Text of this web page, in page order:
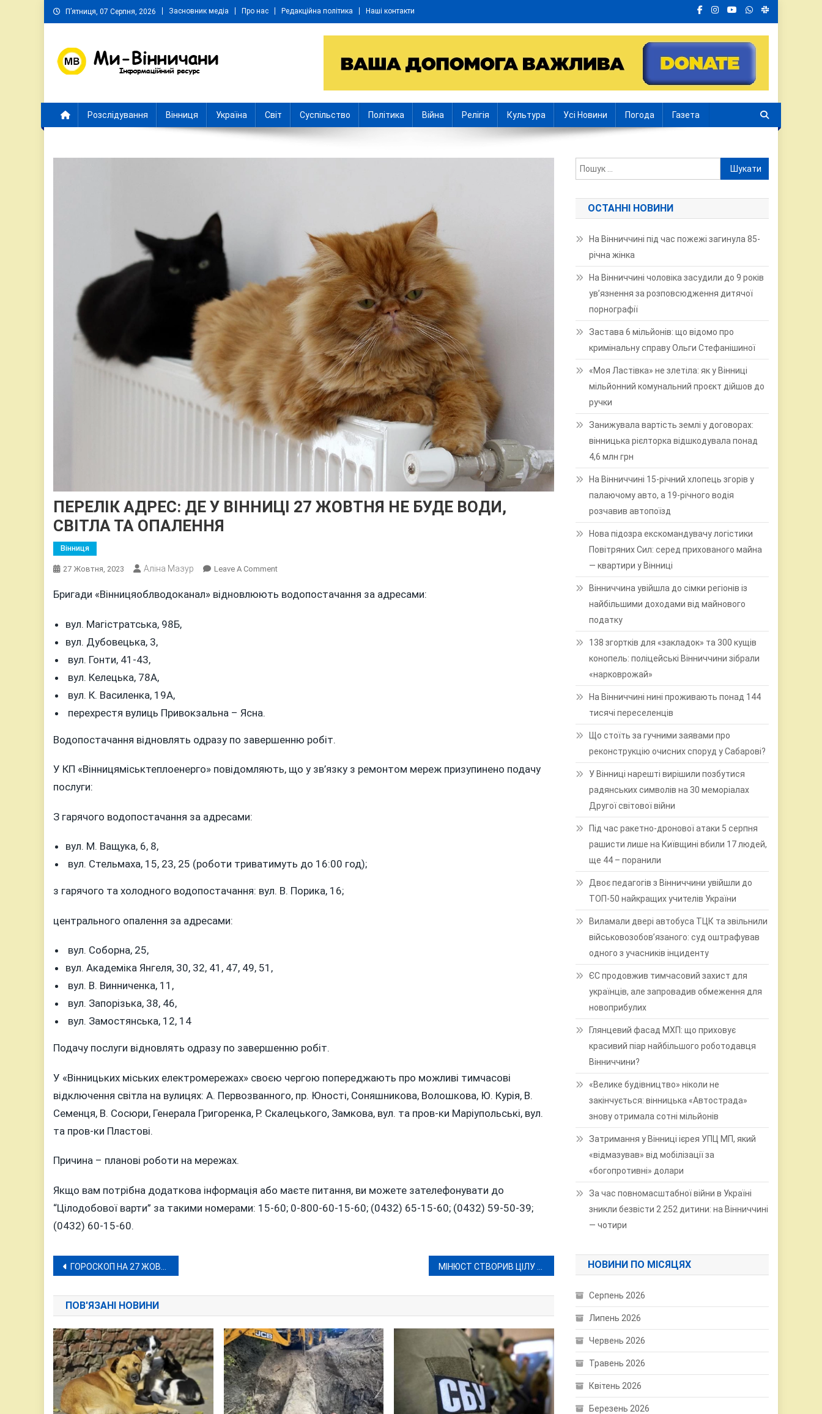
Skip
to
П’ятниця, 07 Серпня, 2026 Засновник медіа Про нас Редакційна політика Наші контакти
Розслідування Вінниця Україна Світ Суспільство Політика Війна Релігія Культура Усі Новини Погода Газета
ПЕРЕЛІК АДРЕС: ДЕ У ВІННИЦІ 27 ЖОВТНЯ НЕ БУДЕ ВОДИ,
СВІТЛА ТА ОПАЛЕННЯ
Вінниця
27 Жовтня, 2023 Аліна Мазур Leave A CommentOn
АДРЕС:
ТА
Бригади «Вінницяоблводоканал» відновлюють водопостачання за адресами:
вул. Магістратська, 98Б,
вул. Дубовецька, 3,
вул. Гонти, 41-43,
вул. Келецька, 78А,
вул. К. Василенка, 19А,
перехрестя вулиць Привокзальна – Ясна.
Водопостачання відновлять одразу по завершенню робіт.
У КП «Вінницяміськтеплоенерго» повідомляють, що у зв’язку з ремонтом мереж призупинено подачу
послуги:
З гарячого водопостачання за адресами:
вул. М. Ващука, 6, 8,
вул. Стельмаха, 15, 23, 25 (роботи триватимуть до 16:00 год);
з гарячого та холодного водопостачання: вул. В. Порика, 16;
центрального опалення за адресами:
вул. Соборна, 25,
вул. Академіка Янгеля, 30, 32, 41, 47, 49, 51,
вул. В. Винниченка, 11,
вул. Запорізька, 38, 46,
вул. Замостянська, 12, 14
Подачу послуги відновлять одразу по завершенню робіт.
У «Вінницьких міських електромережах» своєю чергою попереджають про можливі тимчасові
відключення світла на вулицях: А. Первозванного, пр. Юності, Соняшникова, Волошкова, Ю. Курія, В.
Семенця, В. Сосюри, Генерала Григоренка, Р. Скалецького, Замкова, вул. та пров-ки Маріупольські, вул.
та пров-ки Пластові.
Причина – планові роботи на мережах.
Якщо вам потрібна додаткова інформація або маєте питання, ви можете зателефонувати до
“Цілодобової варти” за такими номерами: 15-60; 0-800-60-15-60; (0432) 65-15-60; (0432) 59-50-39;
(0432) 60-15-60.
Навігація
записів
ГОРОСКОП НА 27 ЖОВТНЯ 2023 РОКУ МІНЮСТ СТВОРИВ ЦІЛУ КОМІСІЮ ДЛЯ ПЕРЕВІРКИ ДЕРЖРЕЄСТРАТОРА ВІННИЦЬКОГО МІСЬКВИКОНКОМУ
ПОВ'ЯЗАНІ НОВИНИ
Пошук:
ОСТАННІ НОВИНИ
На Вінниччині під час пожежі загинула 85-
річна жінка
На Вінниччині чоловіка засудили до 9 років
ув’язнення за розповсюдження дитячої
порнографії
Застава 6 мільйонів: що відомо про
кримінальну справу Ольги Стефанішиної
«Моя Ластівка» не злетіла: як у Вінниці
мільйонний комунальний проєкт дійшов до
ручки
Занижувала вартість землі у договорах:
вінницька рієлторка відшкодувала понад
4,6 млн грн
На Вінниччині 15-річний хлопець згорів у
палаючому авто, а 19-річного водія
розчавив автопоїзд
Нова підозра екскомандувачу логістики
Повітряних Сил: серед прихованого майна
— квартири у Вінниці
Вінниччина увійшла до сімки регіонів із
найбільшими доходами від майнового
податку
138 згортків для «закладок» та 300 кущів
конопель: поліцейські Вінниччини зібрали
«нарковрожай»
На Вінниччині нині проживають понад 144
тисячі переселенців
Що стоїть за гучними заявами про
реконструкцію очисних споруд у Сабарові?
У Вінниці нарешті вирішили позбутися
радянських символів на 30 меморіалах
Другої світової війни
Під час ракетно-дронової атаки 5 серпня
рашисти лише на Київщині вбили 17 людей,
ще 44 – поранили
Двоє педагогів з Вінниччини увійшли до
ТОП-50 найкращих учителів України
Виламали двері автобуса ТЦК та звільнили
військовозобов’язаного: суд оштрафував
одного з учасників інциденту
ЄС продовжив тимчасовий захист для
українців, але запровадив обмеження для
новоприбулих
Глянцевий фасад МХП: що приховує
красивий піар найбільшого роботодавця
Вінниччини?
«Велике будівництво» ніколи не
закінчується: вінницька «Автострада»
знову отримала сотні мільйонів
Затримання у Вінниці ієрея УПЦ МП, який
«відмазував» від мобілізації за
«богопротивні» долари
За час повномасштабної війни в Україні
зникли безвісти 2 252 дитини: на Вінниччині
— чотири
НОВИНИ ПО МІСЯЦЯХ
Серпень 2026
Липень 2026
Червень 2026
Травень 2026
Квітень 2026
Березень 2026